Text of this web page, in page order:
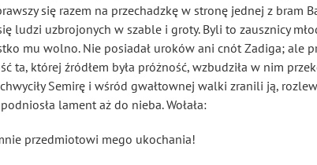
się razem na przechadzkę w stronę jednej z bram
ludzi uzbrojonych w szable i groty. Byli to zausznicy
mu wolno. Nie posiadał uroków ani cnót Zadiga; ale
ta, której źródłem była próżność, wzbudziła w nim
Semirę i wśród gwałtownej walki zranili ją,
lament aż do nieba. Wołała:
przedmiotowi mego ukochania!